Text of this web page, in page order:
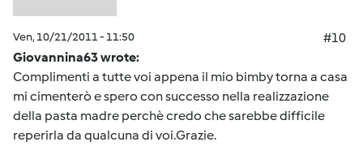
Ven, 10/21/2011 - 11:50
#10
Giovannina63 wrote:
Complimenti a tutte voi appena il mio bimby torna a casa
mi cimenterò e spero con successo nella realizzazione
della pasta madre perchè credo che sarebbe difficile
reperirla da qualcuna di voi.Grazie.